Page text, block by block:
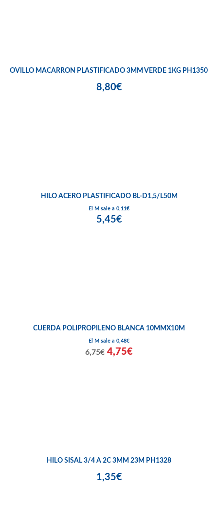
OVILLO MACARRON PLASTIFICADO 3MM VERDE 1KG PH1350
8,80€
HILO ACERO PLASTIFICADO BL-D1,5/L50M
El M sale a 0,11€
5,45€
CUERDA POLIPROPILENO BLANCA 10MMX10M
El M sale a 0,48€
6,75€ 4,75€
HILO SISAL 3/4 A 2C 3MM 23M PH1328
1,35€